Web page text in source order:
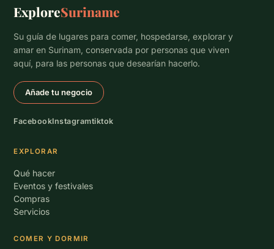
ExploreSuriname
Su guía de lugares para comer, hospedarse, explorar y
amar en Surinam, conservada por personas que viven
aquí, para las personas que desearían hacerlo.
Añade tu negocio
FacebookInstagramtiktok
EXPLORAR
Qué hacer
Eventos y festivales
Compras
Servicios
COMER Y DORMIR